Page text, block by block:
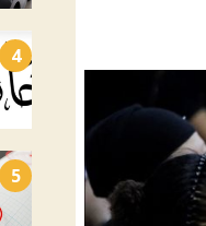
4
5